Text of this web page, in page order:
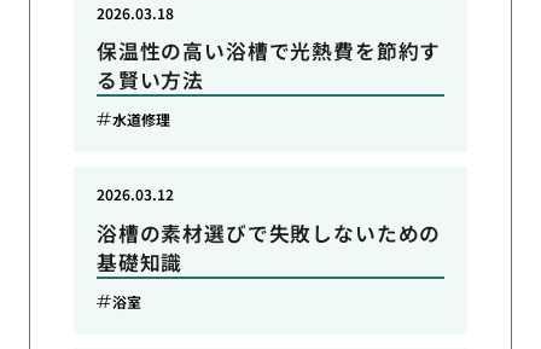
保温性の高い浴槽で光熱費を節約す
る賢い方法
2026.03.18
水道修理
浴槽の素材選びで失敗しないための
基礎知識
2026.03.12
浴室